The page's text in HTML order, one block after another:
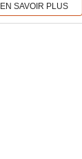
EN SAVOIR PLUS